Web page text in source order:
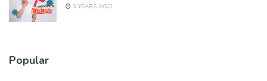
3 YEARS AGO
Popular